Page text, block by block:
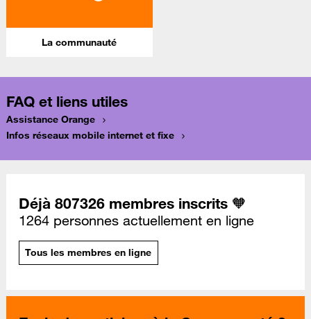
La communauté
FAQ et liens utiles
Assistance Orange
Infos réseaux mobile internet et fixe
Déjà 807326 membres inscrits 🧡
1264 personnes actuellement en ligne
Tous les membres en ligne